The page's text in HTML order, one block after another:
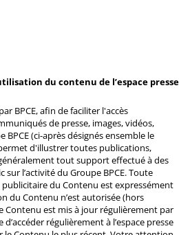
du contenu de l’espace presse
BPCE, afin de faciliter l'accès
de presse, images, vidéos,
BPCE (ci-après désignés ensemble le
d'illustrer toutes publications,
tout support effectué à des
l’activité du Groupe BPCE. Toute
du Contenu est expressément
du Contenu n’est autorisée (hors
Contenu est mis à jour régulièrement par
d’accéder régulièrement à l’espace presse